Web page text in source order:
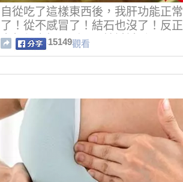
自從吃了這樣東西後，我肝功能正常
了！從不感冒了！結石也沒了！反正
它超便宜好買到！不妨試試看！！
15149觀看